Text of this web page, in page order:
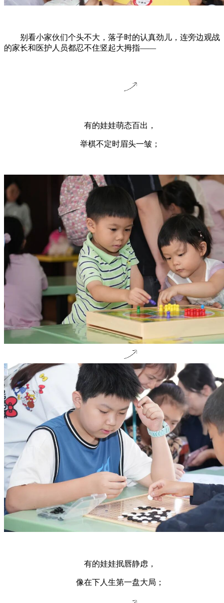
别看小家伙们个头不大，落子时的认真劲儿，连旁边观战
的家长和医护人员都忍不住竖起大拇指——
有的娃娃萌态百出，
举棋不定时眉头一皱；
有的娃娃抿唇静虑，
像在下人生第一盘大局；